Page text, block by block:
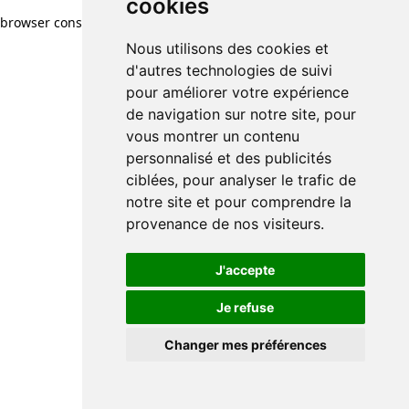
cookies
Nous utilisons des cookies et
d'autres technologies de suivi
pour améliorer votre expérience
de navigation sur notre site, pour
vous montrer un contenu
personnalisé et des publicités
ciblées, pour analyser le trafic de
notre site et pour comprendre la
provenance de nos visiteurs.
J'accepte
Je refuse
Changer mes préférences
browser console for more information)